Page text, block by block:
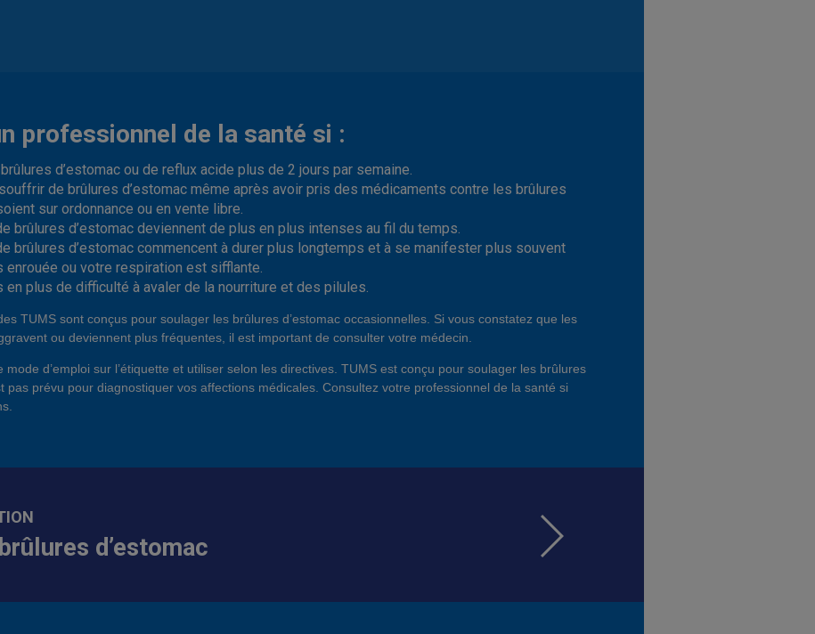
professionnel de la santé si :
d’estomac ou de reflux acide plus de 2 jours par semaine.
de brûlures d’estomac même après avoir pris des médicaments contre les brûlures
sur ordonnance ou en vente libre.
brûlures d’estomac deviennent de plus en plus intenses au fil du temps.
brûlures d’estomac commencent à durer plus longtemps et à se manifester plus souvent
ou votre respiration est sifflante.
en plus de difficulté à avaler de la nourriture et des pilules.
TUMS sont conçus pour soulager les brûlures d’estomac occasionnelles. Si vous constatez que les
ou deviennent plus fréquentes, il est important de consulter votre médecin.
mode d’emploi sur l’étiquette et utiliser selon les directives. TUMS est conçu pour soulager les brûlures
pas prévu pour diagnostiquer vos affections médicales. Consultez votre professionnel de la santé si
d’estomac